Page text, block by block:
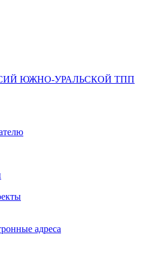
ЮЖНО-УРАЛЬСКОЙ ТПП
адреса